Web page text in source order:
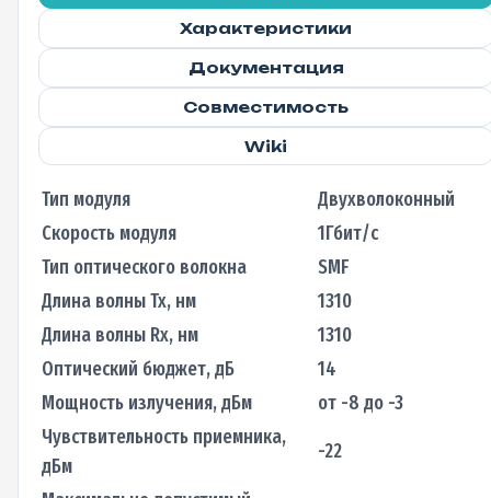
Характеристики
Документация
Совместимость
Wiki
Тип модуля
Двухволоконный
Скорость модуля
1Гбит/с
Тип оптического волокна
SMF
Длина волны Tx, нм
1310
Длина волны Rx, нм
1310
Оптический бюджет, дБ
14
Мощность излучения, дБм
от -8 до -3
Чувствительность приемника,
дБм
-22